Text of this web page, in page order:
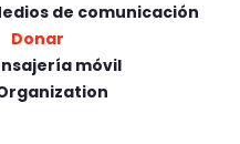
de comunicación
Donar
móvil